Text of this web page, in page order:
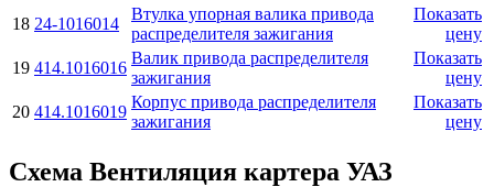
18 24-1016014
Втулка упорная валика привода
распределителя зажигания
Показать
цену
19 414.1016016
Валик привода распределителя
зажигания
Показать
цену
20 414.1016019
Корпус привода распределителя
зажигания
Показать
цену
Схема Вентиляция картера УАЗ